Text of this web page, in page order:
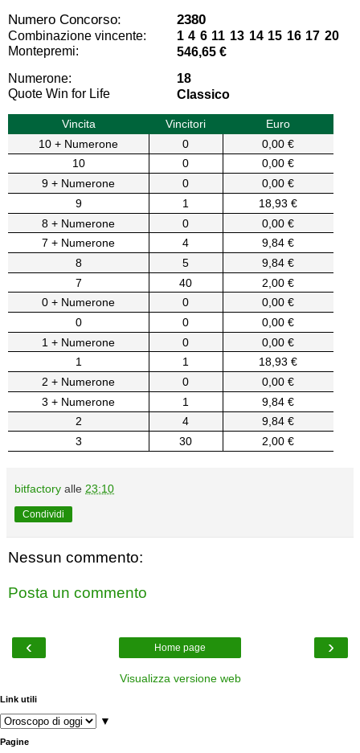
Numero Concorso: 2380
Combinazione vincente:
1 4 6 11 13 14 15 16 17 20
Montepremi:
546,65 €
Numerone:
18
Quote Win for Life
Classico
Vincita Vincitori
Euro
10 + Numerone
0
0,00 €
10
0
0,00 €
9 + Numerone
0
0,00 €
9
1
18,93 €
8 + Numerone
0
0,00 €
7 + Numerone
4
9,84 €
8
5
9,84 €
7
40
2,00 €
0 + Numerone
0
0,00 €
0
0
0,00 €
1 + Numerone
0
0,00 €
1
1
18,93 €
2 + Numerone
0
0,00 €
3 + Numerone
1
9,84 €
2
4
9,84 €
3
30 2,00 €
bitfactory alle 23:10
Condividi
Nessun commento:
Posta un commento
‹ ›
Home page
Visualizza versione web
Link utili
▼
Pagine